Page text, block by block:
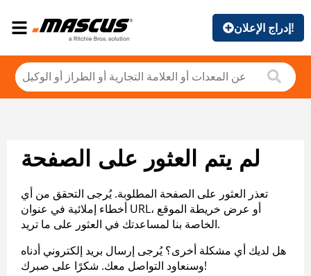
إدراج الإعلان!
لم يتم العثور على الصفحة
تعذر العثور على الصفحة المطلوبة. يُرجى التحقق من أي
أخطاء إملائية في عنوان URL، أو عرض خريطة الموقع
الخاصة بنا لمساعدتك في العثور على ما تريد.
هل لديك أي مشكلة أخرى؟ يُرجى إرسال بريد إلكتروني أدناه
وسنعاود التواصل معك. شكرًا على صبرك!